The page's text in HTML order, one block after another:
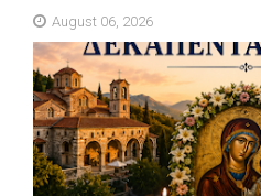
August 06, 2026